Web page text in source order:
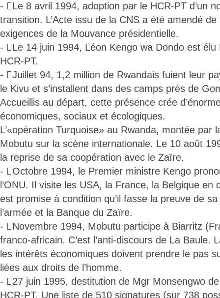
- Le 8 avril 1994, adoption par le HCR-PT d’un
transition. L’Acte issu de la CNS a été amendé
exigences de la Mouvance présidentielle.
- Le 14 juin 1994, Léon Kengo wa Dondo est
HCR-PT.
- Juillet 94, 1,2 million de Rwandais fuient leur
le Kivu et s’installent dans des camps près de
Accueillis au départ, cette présence crée
économiques, sociaux et écologiques.
L’«opération Turquoise» au Rwanda, montée par
Mobutu sur la scène internationale. Le 10 août
la reprise de sa coopération avec le Zaïre.
- Octobre 1994, le Premier ministre Kengo
l’ONU. Il visite les USA, la France, la Belgique en
est promise à condition qu’il fasse la preuve de
l’armée et la Banque du Zaïre.
- Novembre 1994, Mobutu participe à Biarritz
franco-africain. C’est l’anti-discours de La Baule.
les intérêts économiques doivent prendre le pas
liées aux droits de l’homme.
- 27 juin 1995, destitution de Mgr Monsengwo
HCR-PT. Une liste de 510 signatures (sur 738